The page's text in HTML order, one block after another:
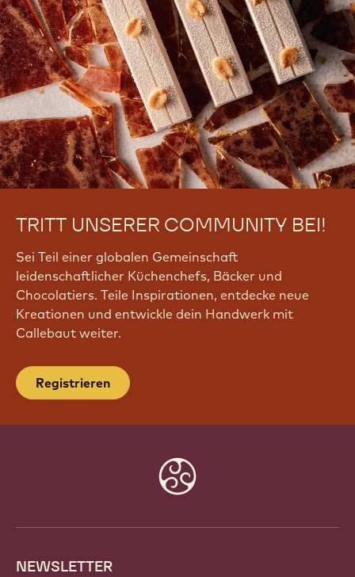
TRITT UNSERER COMMUNITY BEI!
Sei Teil einer globalen Gemeinschaft
leidenschaftlicher Küchenchefs, Bäcker und
Chocolatiers. Teile Inspirationen, entdecke neue
Kreationen und entwickle dein Handwerk mit
Callebaut weiter.
Registrieren
NEWSLETTER